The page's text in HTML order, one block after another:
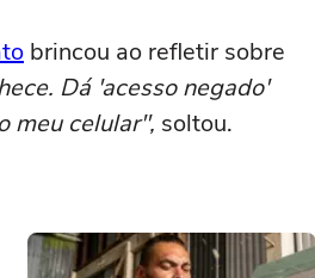
brincou ao refletir sobre
Dá 'acesso negado'
meu celular", soltou.